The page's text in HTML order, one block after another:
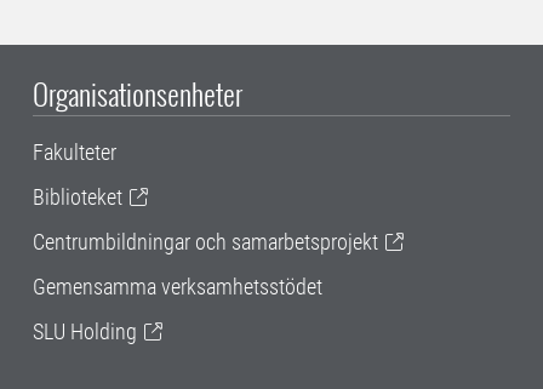
Organisationsenheter
Fakulteter
Biblioteket
Centrumbildningar och samarbetsprojekt
Gemensamma verksamhetsstödet
SLU Holding